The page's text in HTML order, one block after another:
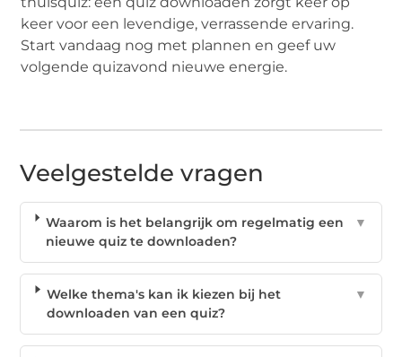
keer voor een levendige, verrassende ervaring.
Start vandaag nog met plannen en geef uw
volgende quizavond nieuwe energie.
Veelgestelde vragen
Waarom is het belangrijk om regelmatig een
nieuwe quiz te downloaden?
▼
Welke thema's kan ik kiezen bij het
downloaden van een quiz?
▼